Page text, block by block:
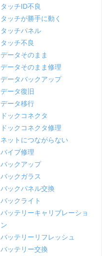
タッチID不良
タッチが勝手に動く
タッチパネル
タッチ不良
データそのまま
データそのまま修理
データバックアップ
データ復旧
データ移行
ドックコネクタ
ドックコネクタ修理
ネットにつながらない
バイブ修理
バックアップ
バックガラス
バックパネル交換
バックライト
バッテリーキャリブレーショ
ン
バッテリーリフレッシュ
バッテリー交換